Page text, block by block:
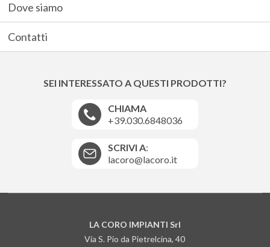
Dove siamo
Contatti
SEI INTERESSATO A QUESTI PRODOTTI?
CHIAMA
+39.030.6848036
SCRIVI A:
lacoro@lacoro.it
LA CORO IMPIANTI Srl
Via S. Pio da Pietrelcina, 40